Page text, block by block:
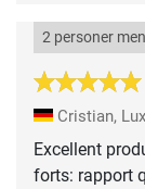
2 personer
Cristian,
Excellent
forts: rapport